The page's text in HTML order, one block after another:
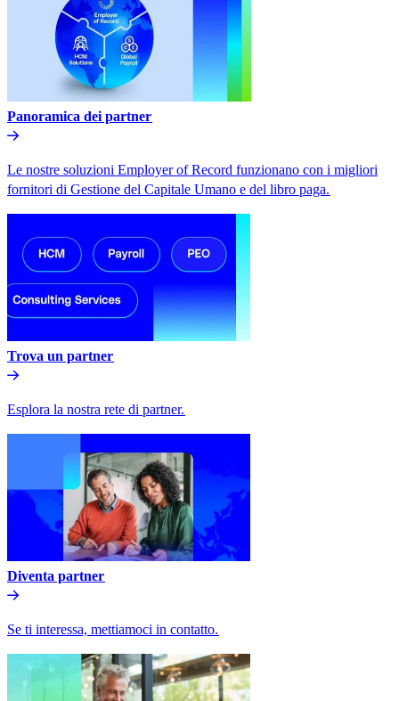
Panoramica dei partner​​
Le nostre soluzioni Employer of Record funzionano con i migliori
fornitori di Gestione del Capitale Umano e del libro paga.​​
Trova un partner​​
Esplora la nostra rete di partner.​​
Diventa partner​​
Se ti interessa, mettiamoci in contatto.​​